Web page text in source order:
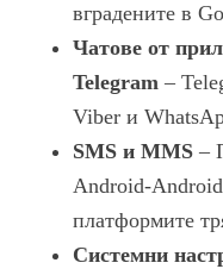
вградените в
Чатове от
Telegram –
Viber и
SMS и MMS –
Android-
платформите
Системни